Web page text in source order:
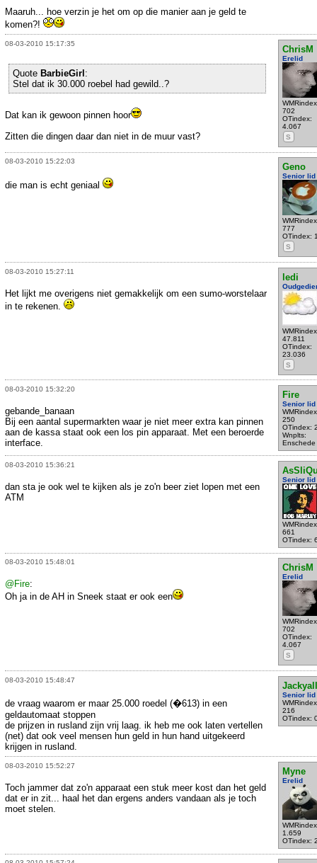
Maaruh... hoe verzin je het om op die manier aan je geld te
komen?!
08-03-2010 15:17:35
ChrisM
Erelid
702
OTindex:
4.067
S
Quote BarbieGirl :
Stel dat ik 30.000 roebel had gewild..?
Dat kan ik gewoon pinnen hoor
Zitten die dingen daar dan niet in de muur vast?
08-03-2010 15:22:03
Geno
Senior lid
777
OTindex:
S
die man is echt geniaal
08-03-2010 15:27:11
ledi
47.811
OTindex:
23.036
S
Het lijkt me overigens niet gemakkelijk om een sumo-worstelaar
in te rekenen.
08-03-2010 15:32:20
Fire
Senior lid
250
OTindex:
Wnplts:
Enschede
gebande_banaan
Bij een aantal supermarkten waar je niet meer extra kan pinnen
aan de kassa staat ook een los pin apparaat. Met een beroerde
interface.
08-03-2010 15:36:21
Senior lid
661
OTindex:
dan sta je ook wel te kijken als je zo'n beer ziet lopen met een
ATM
08-03-2010 15:48:01
ChrisM
Erelid
702
OTindex:
4.067
S
@Fire:
Oh ja in de AH in Sneek staat er ook een
08-03-2010 15:48:47
Senior lid
216
OTindex:
de vraag waarom er maar 25.000 roedel (�613) in een
geldautomaat stoppen
de prijzen in rusland zijn vrij laag. ik heb me ook laten vertellen
(net) dat ook veel mensen hun geld in hun hand uitgekeerd
krijgen in rusland.
08-03-2010 15:52:27
Myne
Erelid
1.659
OTindex:
Toch jammer dat zo'n apparaat een stuk meer kost dan het geld
dat er in zit... haal het dan ergens anders vandaan als je toch
moet stelen.